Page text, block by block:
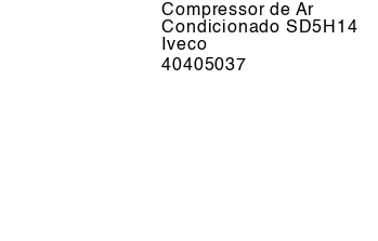
Compressor de Ar
Condicionado SD5H14
Iveco
40405037